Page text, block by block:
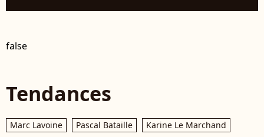
false
Tendances
Marc Lavoine Pascal Bataille Karine Le Marchand